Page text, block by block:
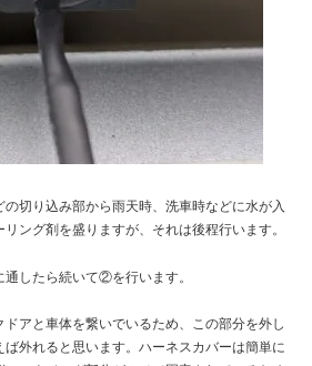
切り込み部から雨天時、洗車時などに水が入
ング剤を盛りますが、それは後程行います。
したら続いて②を行います。
アと車体を繋いでいるため、この部分を外し
ば外れると思います。ハーネスカバーは簡単に